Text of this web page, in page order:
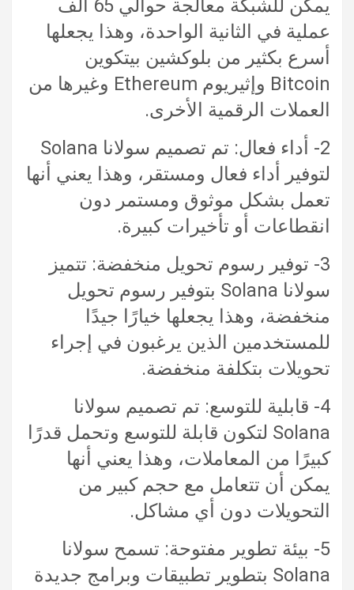
يمكن للشبكة معالجة حوالي 65 ألف
عملية في الثانية الواحدة، وهذا يجعلها
أسرع بكثير من بلوكشين بيتكوين
Bitcoin وإثيريوم Ethereum وغيرها من
العملات الرقمية الأخرى.
2- أداء فعال: تم تصميم سولانا Solana
لتوفير أداء فعال ومستقر، وهذا يعني أنها
تعمل بشكل موثوق ومستمر دون
انقطاعات أو تأخيرات كبيرة.
3- توفير رسوم تحويل منخفضة: تتميز
سولانا Solana بتوفير رسوم تحويل
منخفضة، وهذا يجعلها خيارًا جيدًا
للمستخدمين الذين يرغبون في إجراء
تحويلات بتكلفة منخفضة.
4- قابلية للتوسع: تم تصميم سولانا
Solana لتكون قابلة للتوسع وتحمل قدرًا
كبيرًا من المعاملات، وهذا يعني أنها
يمكن أن تتعامل مع حجم كبير من
التحويلات دون أي مشاكل.
5- بيئة تطوير مفتوحة: تسمح سولانا
Solana بتطوير تطبيقات وبرامج جديدة